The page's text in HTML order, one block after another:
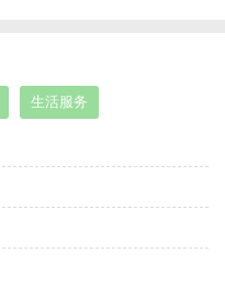
生活服务